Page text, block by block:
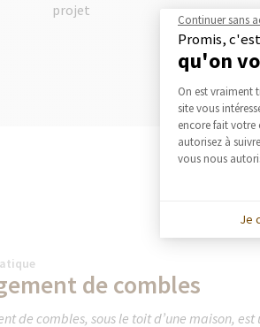
projet
de combles
de combles, sous le toit d’une maison,
Continuer sans
Promis,
qu'on
On est vraiment
site vous
encore fait votre
autorisez à
vous nous
Je